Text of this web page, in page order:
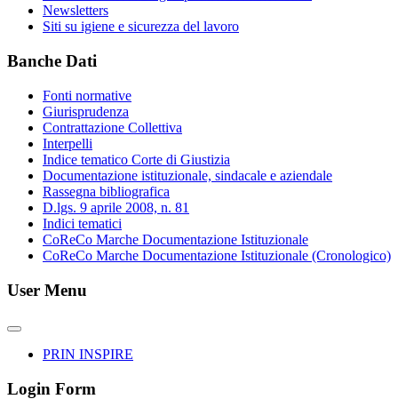
Newsletters
Siti su igiene e sicurezza del lavoro
Banche Dati
Fonti normative
Giurisprudenza
Contrattazione Collettiva
Interpelli
Indice tematico Corte di Giustizia
Documentazione istituzionale, sindacale e aziendale
Rassegna bibliografica
D.lgs. 9 aprile 2008, n. 81
Indici tematici
CoReCo Marche Documentazione Istituzionale
CoReCo Marche Documentazione Istituzionale (Cronologico)
User Menu
PRIN INSPIRE
Login Form